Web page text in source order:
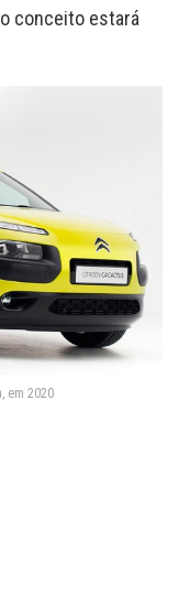
conceito estará
em 2020